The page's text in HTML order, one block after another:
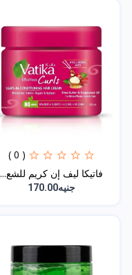
( 0 )
فاتيكا ليف إن كريم للشع...
جنيه170.00